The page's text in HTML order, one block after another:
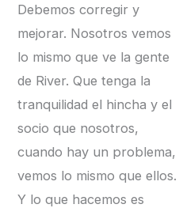
Debemos corregir y
mejorar. Nosotros vemos
lo mismo que ve la gente
de River. Que tenga la
tranquilidad el hincha y el
socio que nosotros,
cuando hay un problema,
vemos lo mismo que ellos.
Y lo que hacemos es